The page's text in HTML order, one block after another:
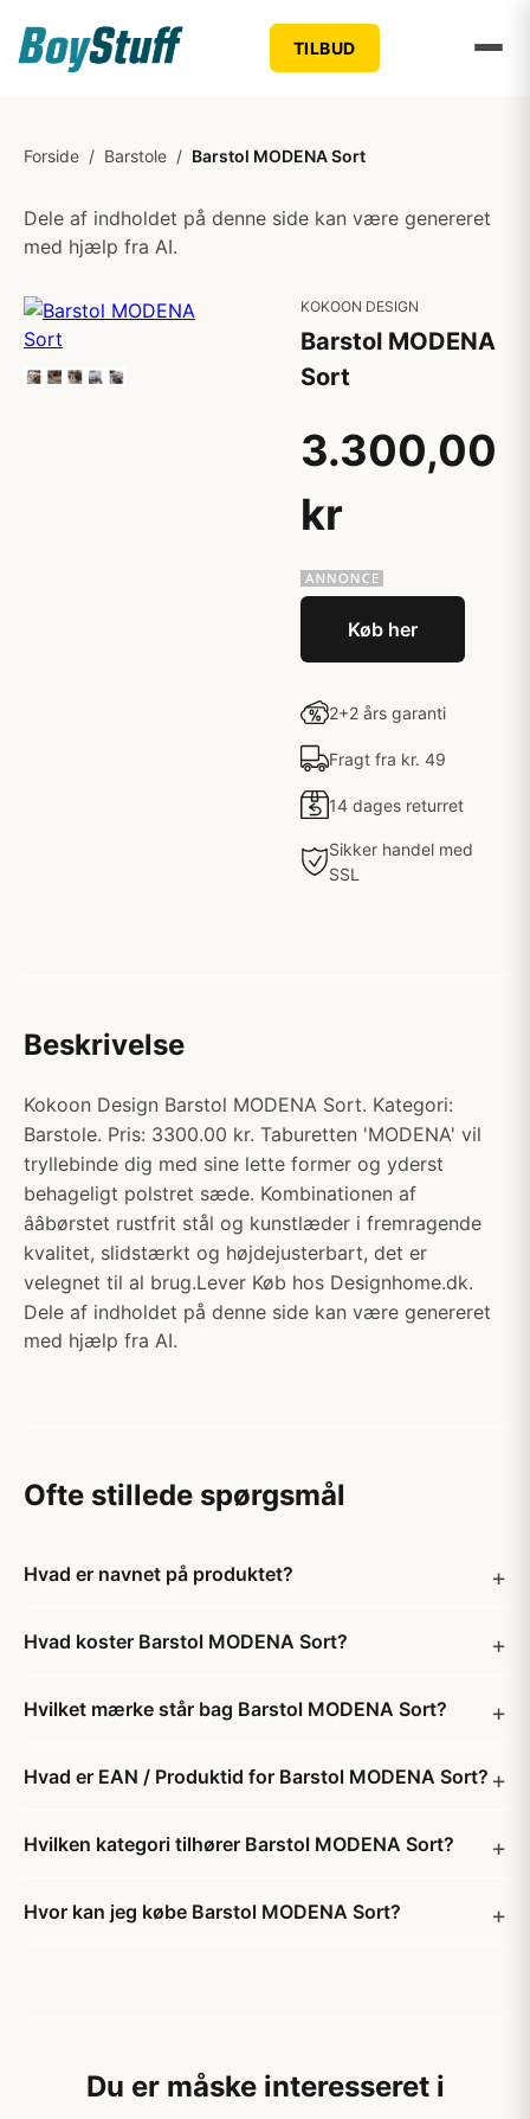
TILBUD
Forside / Barstole / Barstol MODENA Sort
Dele af indholdet på denne side kan være genereret
med hjælp fra AI.
KOKOON DESIGN
Barstol MODENA
Sort
3.300,00
kr
Køb her
2+2 års garanti
Fragt fra kr. 49
14 dages returret
Sikker handel med
SSL
Beskrivelse
Kokoon Design Barstol MODENA Sort. Kategori:
Barstole. Pris: 3300.00 kr. Taburetten 'MODENA' vil
tryllebinde dig med sine lette former og yderst
behageligt polstret sæde. Kombinationen af
ââbørstet rustfrit stål og kunstlæder i fremragende
kvalitet, slidstærkt og højdejusterbart, det er
velegnet til al brug.Lever Køb hos Designhome.dk.
Dele af indholdet på denne side kan være genereret
med hjælp fra AI.
Ofte stillede spørgsmål
Hvad er navnet på produktet?
Hvad koster Barstol MODENA Sort?
Hvilket mærke står bag Barstol MODENA Sort?
Hvad er EAN / Produktid for Barstol MODENA Sort?
Hvilken kategori tilhører Barstol MODENA Sort?
Hvor kan jeg købe Barstol MODENA Sort?
Du er måske interesseret i